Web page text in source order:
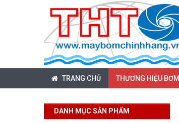
TRANG CHỦ THƯƠNG HIỆU BƠM
DANH MỤC SẢN PHẨM